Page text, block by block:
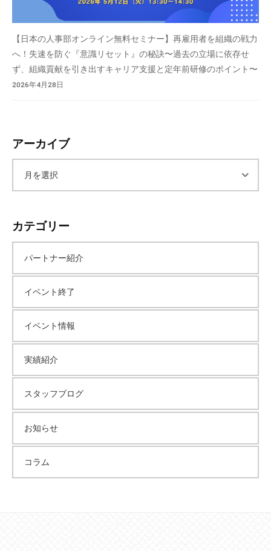
【日本の人事部オンライン無料セミナー】再雇用者を組織の戦力
へ！失速を防ぐ『意識リセット』の秘訣〜過去の立場に依存せ
ず、組織貢献を引き出すキャリア支援と定年前研修のポイント〜
2026年4月28日
アーカイブ
カ
イ
ブ
カテゴリー
パートナー紹介
イベント終了
イベント情報
実績紹介
スタッフブログ
お知らせ
コラム